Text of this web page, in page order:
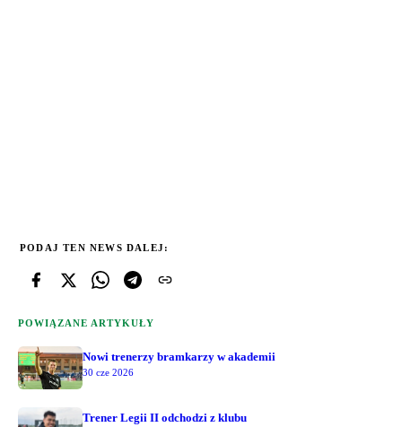
PODAJ TEN NEWS DALEJ:
POWIĄZANE ARTYKUŁY
Nowi trenerzy bramkarzy w akademii
30 cze 2026
Trener Legii II odchodzi z klubu